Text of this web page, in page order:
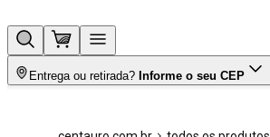
Entrega ou retirada? Informe o seu CEP